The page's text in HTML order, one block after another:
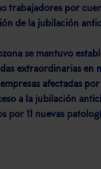
trabajadores por
de la jubilación
se mantuvo
extraordinarias en
afectadas
a la jubilación
por 11 nuevas